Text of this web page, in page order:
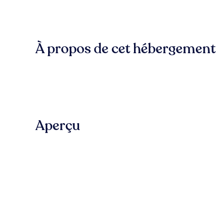
À propos de cet hébergement
Aperçu